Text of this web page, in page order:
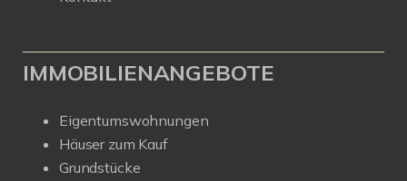
IMMOBILIENANGEBOTE
Eigentumswohnungen
Häuser zum Kauf
Grundstücke